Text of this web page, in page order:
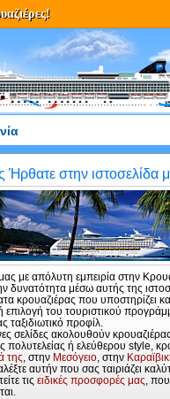
Ήρθατε στην ιστοσελίδα
μας με απόλυτη εμπειρία στην
δυνατότητα μέσω αυτής της
κρουαζιέρας που υποστηρίζει
του τουριστικού
ταξιδιωτικό προφίλ.
σελίδες ακολουθούν
πολυτελείας ή ελεύθερου style,
της, στην Μεσόγειο, στην
αυτήν που σας ταιριάζει
τις ειδικές προσφορές μας,